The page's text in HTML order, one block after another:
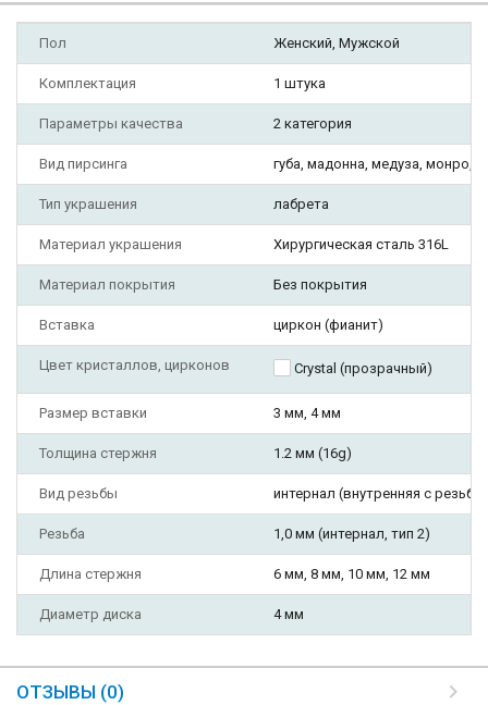
Пол Женский, Мужской
Комплектация 1 штука
Параметры качества 2 категория
Вид пирсинга губа, мадонна, медуза, монро,
Тип украшения лабрета
Материал украшения Хирургическая сталь 316L
Материал покрытия Без покрытия
Вставка циркон (фианит)
Цвет кристаллов, цирконов Crystal (прозрачный)
Размер вставки 3 мм, 4 мм
Толщина стержня 1.2 мм (16g)
Вид резьбы интернал (внутренняя с
Резьба 1,0 мм (интернал, тип 2)
Длина стержня 6 мм, 8 мм, 10 мм, 12 мм
Диаметр диска 4 мм
ОТЗЫВЫ (0)